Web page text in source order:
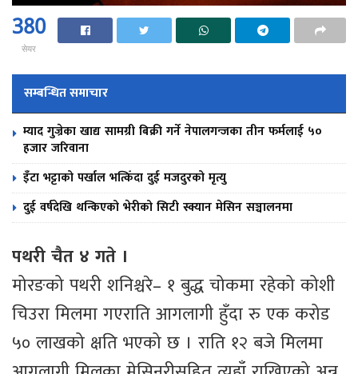
380
सेयर
सम्बन्धित समाचार
म्याद गुज्रेका खाद्य सामग्री बिक्री गर्ने नेपालगन्जका तीन फर्मलाई ५०
हजार जरिवाना
इँटा भट्टाको पर्खाल भत्किँदा दुई मजदुरको मृत्यु
दुई वर्षदेखि थन्किएको भेरीको सिटी स्क्यान मेसिन सञ्चालनमा
पथरी चैत ४ गते ।
मोरङको पथरी शनिश्चरे– १ बुद्ध चोकमा रहेको कोशी
चिउरा मिलमा गएराति आगलागी हुँदा रु एक करोड
५० लाखको क्षति भएको छ । राति १२ बजे मिलमा